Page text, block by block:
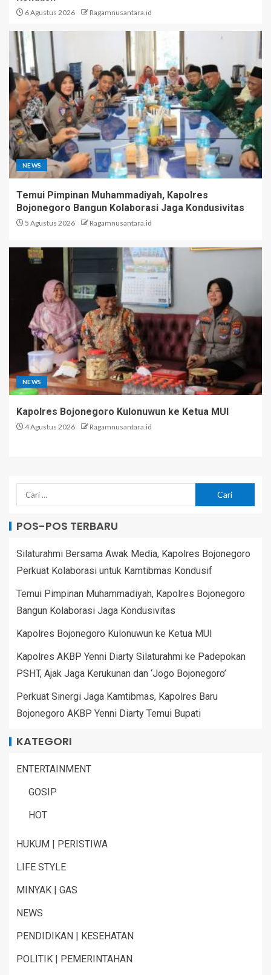
6 Agustus 2026 Ragamnusantara.id
NEWS
Temui Pimpinan Muhammadiyah, Kapolres
Bojonegoro Bangun Kolaborasi Jaga Kondusivitas
5 Agustus 2026 Ragamnusantara.id
NEWS
Kapolres Bojonegoro Kulonuwun ke Ketua MUI
4 Agustus 2026 Ragamnusantara.id
POS-POS TERBARU
Silaturahmi Bersama Awak Media, Kapolres Bojonegoro
Perkuat Kolaborasi untuk Kamtibmas Kondusif
Temui Pimpinan Muhammadiyah, Kapolres Bojonegoro
Bangun Kolaborasi Jaga Kondusivitas
Kapolres Bojonegoro Kulonuwun ke Ketua MUI
Kapolres AKBP Yenni Diarty Silaturahmi ke Padepokan
PSHT, Ajak Jaga Kerukunan dan ‘Jogo Bojonegoro’
Perkuat Sinergi Jaga Kamtibmas, Kapolres Baru
Bojonegoro AKBP Yenni Diarty Temui Bupati
KATEGORI
ENTERTAINMENT
GOSIP
HOT
HUKUM | PERISTIWA
LIFE STYLE
MINYAK | GAS
NEWS
PENDIDIKAN | KESEHATAN
POLITIK | PEMERINTAHAN